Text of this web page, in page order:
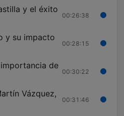
00:26:38
y el éxito
00:28:15
y su impacto
00:30:22
de
00:31:46
Vázquez,